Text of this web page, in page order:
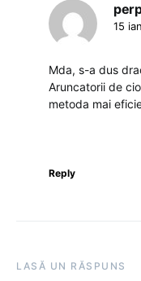
15
Mda, s-a dus
Aruncatorii de
metoda mai
Reply
LASĂ UN RĂSPUNS